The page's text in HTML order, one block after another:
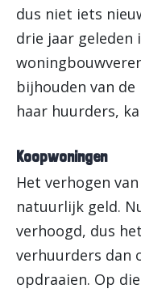
dus niet iets
drie jaar geleden
bijhouden van
haar huurders,
Koopwoningen
Het verhogen
natuurlijk geld.
verhoogd, dus
verhuurders dan
opdraaien. Op